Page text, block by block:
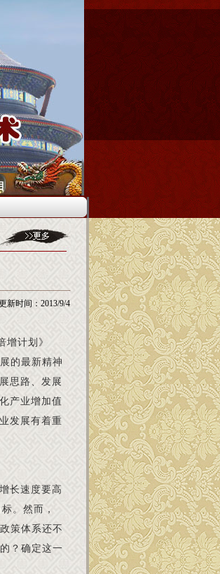
新时间：2013/9/4
增计划》
的最新精神
思路、发展
产业增加值
发展有着重
长速度要高
。然而，
策体系还不
？确定这一